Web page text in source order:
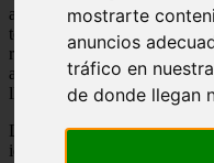
mostrarte
anuncios
tráfico en
de donde llegan
aficionados a la jardinería
temporada ha terminado.
representa una ventana de
adelantarse a la naturaleza y
lleguen los días más largos.
Lejos de ser una pausa
ideales para que ciertas